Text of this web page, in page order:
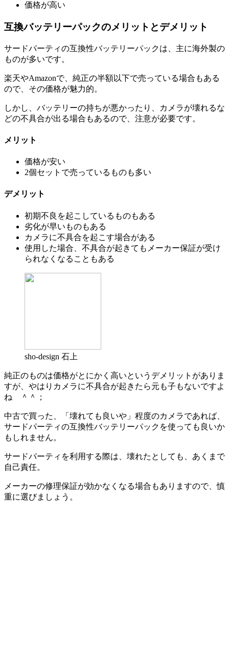
価格が高い
互換バッテリーパックのメリットとデメリット
サードパーティの互換性バッテリーパックは、主に海外製の
ものが多いです。
楽天やAmazonで、純正の半額以下で売っている場合もある
ので、その価格が魅力的。
しかし、バッテリーの持ちが悪かったり、カメラが壊れるな
どの不具合が出る場合もあるので、注意が必要です。
メリット
価格が安い
2個セットで売っているものも多い
デメリット
初期不良を起こしているものもある
劣化が早いものもある
カメラに不具合を起こす場合がある
使用した場合、不具合が起きてもメーカー保証が受け
られなくなることもある
sho-design 石上
純正のものは価格がとにかく高いというデメリットがありま
すが、やはりカメラに不具合が起きたら元も子もないですよ
ね ＾＾；
中古で買った、「壊れても良いや」程度のカメラであれば、
サードパーティの互換性バッテリーパックを使っても良いか
もしれません。
サードパーティを利用する際は、壊れたとしても、あくまで
自己責任。
メーカーの修理保証が効かなくなる場合もありますので、慎
重に選びましょう。